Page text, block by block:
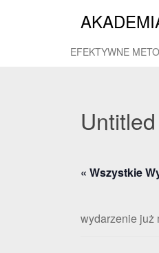
EFEKTYWNE
Untitled
« Wszystkie
wydarzenie już